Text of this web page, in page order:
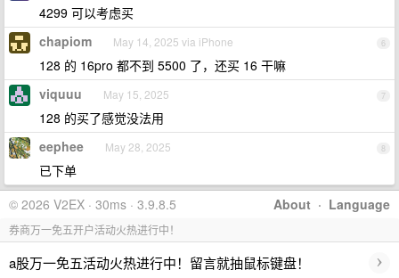
4299 可以考虑买
6
chapiom May 14, 2025 via iPhone
128 的 16pro 都不到 5500 了，还买 16 干嘛
7
viquuu May 15, 2025
128 的买了感觉没法用
8
eephee May 28, 2025
已下单
About · Language
© 2026 V2EX · 30ms · 3.9.8.5
券商万一免五开户活动火热进行中！
a股万一免五活动火热进行中！留言就抽鼠标键盘！ ›